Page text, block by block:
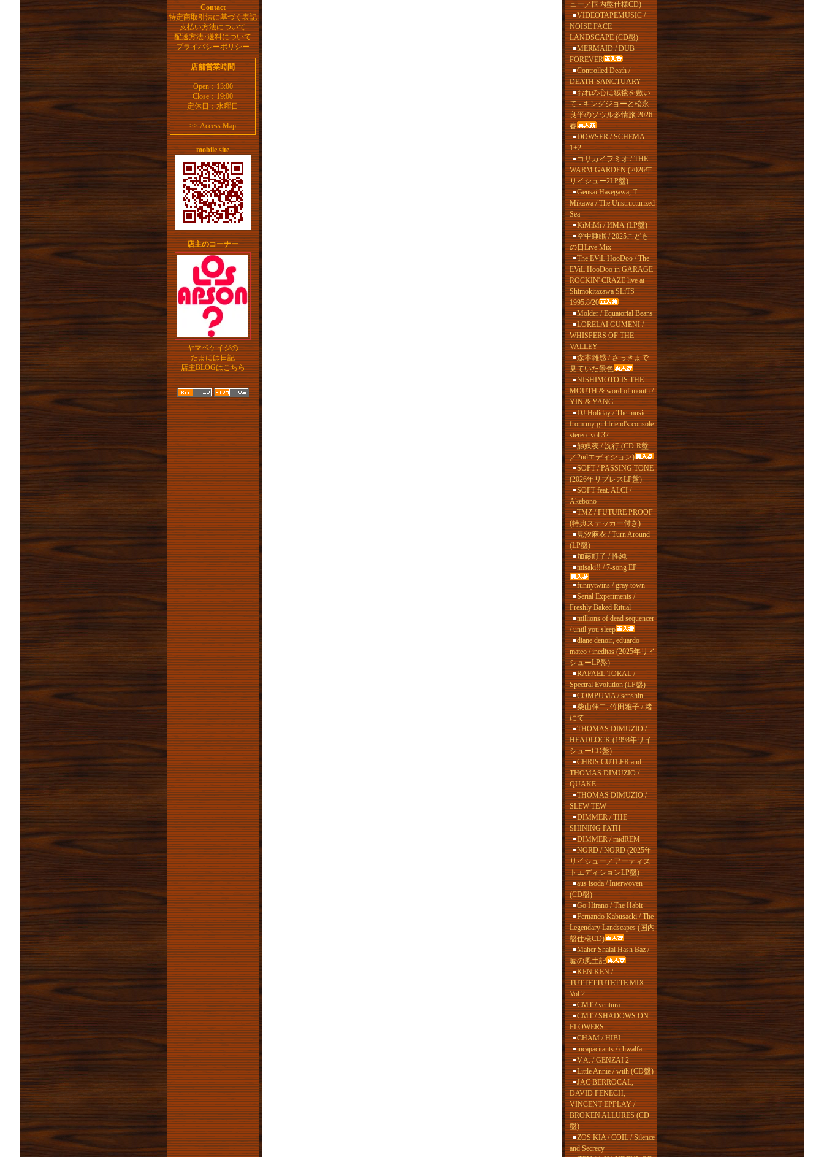
Contact
特定商取引法に基づく表記
支払い方法について
配送方法･送料について
プライバシーポリシー
店舗営業時間
Open：13:00
Close：19:00
定休日：水曜日
>>Access Map
mobile site
店主のコーナー
ヤマベケイジの
たまには日記
店主BLOGはこちら
ュー／国内盤仕様CD)
VIDEOTAPEMUSIC /
NOISE FACE
LANDSCAPE (CD盤)
MERMAID / DUB
FOREVER
Controlled Death /
DEATH SANCTUARY
おれの心に絨毯を敷い
て - キングジョーと松永
良平のソウル多情旅 2026
春
DOWSER / SCHEMA
1+2
コサカイフミオ / THE
WARM GARDEN (2026年
リイシュー2LP盤)
Gensai Hasegawa, T.
Mikawa / The Unstructurized
Sea
KiMiMi / ИМА (LP盤)
空中睡眠 / 2025こども
の日Live Mix
The EViL HooDoo / The
EViL HooDoo in GARAGE
ROCKIN' CRAZE live at
Shimokitazawa SLiTS
1995.8/20
Molder / Equatorial Beans
LORELAI GUMENI /
WHISPERS OF THE
VALLEY
森本雑感 / さっきまで
見ていた景色
NISHIMOTO IS THE
MOUTH & word of mouth /
YIN & YANG
DJ Holiday / The music
from my girl friend's console
stereo. vol.32
触媒夜 / 沈行 (CD-R盤
／2ndエディション)
SOFT / PASSING TONE
(2026年リプレスLP盤)
SOFT feat. ALCI /
Akebono
TMZ / FUTURE PROOF
(特典ステッカー付き)
見汐麻衣 / Turn Around
(LP盤)
加藤町子 / 性純
misaki!! / 7-song EP
funnytwins / gray town
Serial Experiments /
Freshly Baked Ritual
millions of dead sequencer
/ until you sleep
diane denoir, eduardo
mateo / ineditas (2025年リイ
シューLP盤)
RAFAEL TORAL /
Spectral Evolution (LP盤)
COMPUMA / senshin
柴山伸二, 竹田雅子 / 渚
にて
THOMAS DIMUZIO /
HEADLOCK (1998年リイ
シューCD盤)
CHRIS CUTLER and
THOMAS DIMUZIO /
QUAKE
THOMAS DIMUZIO /
SLEW TEW
DIMMER / THE
SHINING PATH
DIMMER / midREM
NORD / NORD (2025年
リイシュー／アーティス
トエディションLP盤)
aus isoda / Interwoven
(CD盤)
Go Hirano / The Habit
Fernando Kabusacki / The
Legendary Landscapes (国内
盤仕様CD)
Maher Shalal Hash Baz /
嘘の風土記
KEN KEN /
TUTTETTUTETTE MIX
Vol.2
CMT / ventura
CMT / SHADOWS ON
FLOWERS
CHAM / HIBI
incapacitants / chwalfa
V.A. / GENZAI 2
Little Annie / with (CD盤)
JAC BERROCAL,
DAVID FENECH,
VINCENT EPPLAY /
BROKEN ALLURES (CD
盤)
ZOS KIA / COIL / Silence
and Secrecy